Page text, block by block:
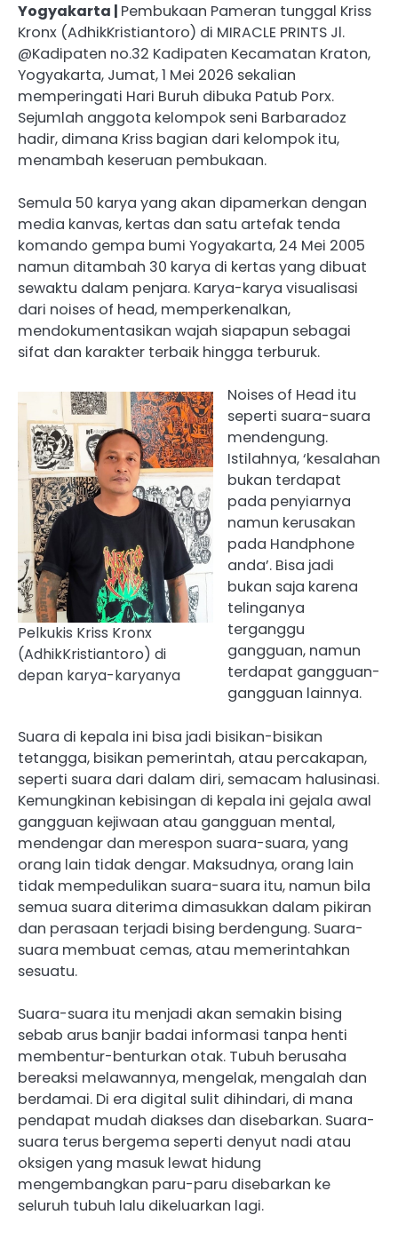
Yogyakarta | Pembukaan Pameran tunggal Kriss
Kronx (AdhikKristiantoro) di MIRACLE PRINTS Jl.
@Kadipaten no.32 Kadipaten Kecamatan Kraton,
Yogyakarta, Jumat, 1 Mei 2026 sekalian
memperingati Hari Buruh dibuka Patub Porx.
Sejumlah anggota kelompok seni Barbaradoz
hadir, dimana Kriss bagian dari kelompok itu,
menambah keseruan pembukaan.
Semula 50 karya yang akan dipamerkan dengan
media kanvas, kertas dan satu artefak tenda
komando gempa bumi Yogyakarta, 24 Mei 2005
namun ditambah 30 karya di kertas yang dibuat
sewaktu dalam penjara. Karya-karya visualisasi
dari noises of head, memperkenalkan,
mendokumentasikan wajah siapapun sebagai
sifat dan karakter terbaik hingga terburuk.
Pelkukis Kriss Kronx
(AdhikKristiantoro) di
depan karya-karyanya
Noises of Head itu
seperti suara-suara
mendengung.
Istilahnya, ‘kesalahan
bukan terdapat
pada penyiarnya
namun kerusakan
pada Handphone
anda’. Bisa jadi
bukan saja karena
telinganya
terganggu
gangguan, namun
terdapat gangguan-
gangguan lainnya.
Suara di kepala ini bisa jadi bisikan-bisikan
tetangga, bisikan pemerintah, atau percakapan,
seperti suara dari dalam diri, semacam halusinasi.
Kemungkinan kebisingan di kepala ini gejala awal
gangguan kejiwaan atau gangguan mental,
mendengar dan merespon suara-suara, yang
orang lain tidak dengar. Maksudnya, orang lain
tidak mempedulikan suara-suara itu, namun bila
semua suara diterima dimasukkan dalam pikiran
dan perasaan terjadi bising berdengung. Suara-
suara membuat cemas, atau memerintahkan
sesuatu.
Suara-suara itu menjadi akan semakin bising
sebab arus banjir badai informasi tanpa henti
membentur-benturkan otak. Tubuh berusaha
bereaksi melawannya, mengelak, mengalah dan
berdamai. Di era digital sulit dihindari, di mana
pendapat mudah diakses dan disebarkan. Suara-
suara terus bergema seperti denyut nadi atau
oksigen yang masuk lewat hidung
mengembangkan paru-paru disebarkan ke
seluruh tubuh lalu dikeluarkan lagi.